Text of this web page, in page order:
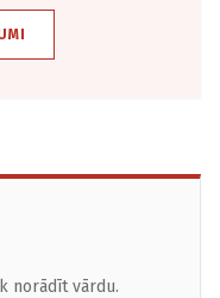
norādīt vārdu.